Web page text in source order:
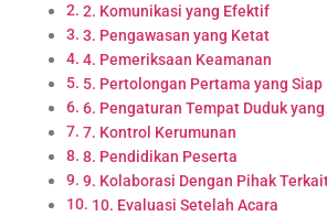
2. Komunikasi yang Efektif
3. Pengawasan yang Ketat
4. Pemeriksaan Keamanan
5. Pertolongan Pertama yang Siap
6. Pengaturan Tempat Duduk
7. Kontrol Kerumunan
8. Pendidikan Peserta
9. Kolaborasi Dengan Pihak
10. Evaluasi Setelah Acara